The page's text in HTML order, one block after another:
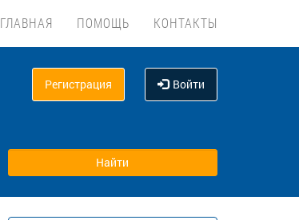
ГЛАВНАЯ ПОМОЩЬ КОНТАКТЫ
Регистрация Войти